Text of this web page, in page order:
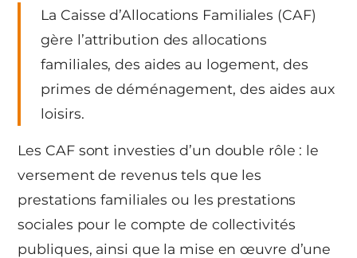
La Caisse d’Allocations Familiales (CAF)
gère l’attribution des allocations
familiales, des aides au logement, des
primes de déménagement, des aides aux
loisirs.
Les CAF sont investies d’un double rôle : le
versement de revenus tels que les
prestations familiales ou les prestations
sociales pour le compte de collectivités
publiques, ainsi que la mise en œuvre d’une